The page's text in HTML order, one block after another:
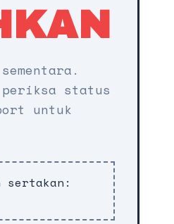
status
untuk
sertakan: